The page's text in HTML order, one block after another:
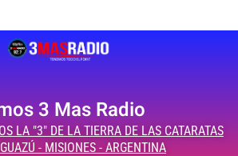
3 Mas Radio
LA "3" DE LA TIERRA DE LAS CATARATAS
- MISIONES - ARGENTINA